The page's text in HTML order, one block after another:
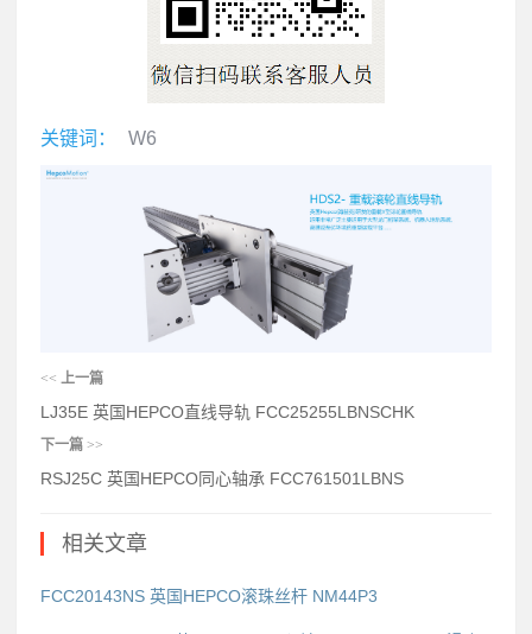
关键词： W6
<< 上一篇
LJ35E 英国HEPCO直线导轨 FCC25255LBNSCHK
下一篇 >>
RSJ25C 英国HEPCO同心轴承 FCC761501LBNS
相关文章
FCC20143NS 英国HEPCO滚珠丝杆 NM44P3